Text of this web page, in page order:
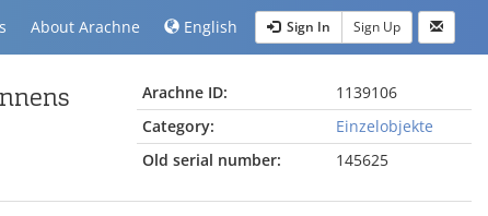
About Arachne English Sign In Sign Up
Arachne ID:
1139106
Category:
Einzelobjekte
Old serial number:
145625